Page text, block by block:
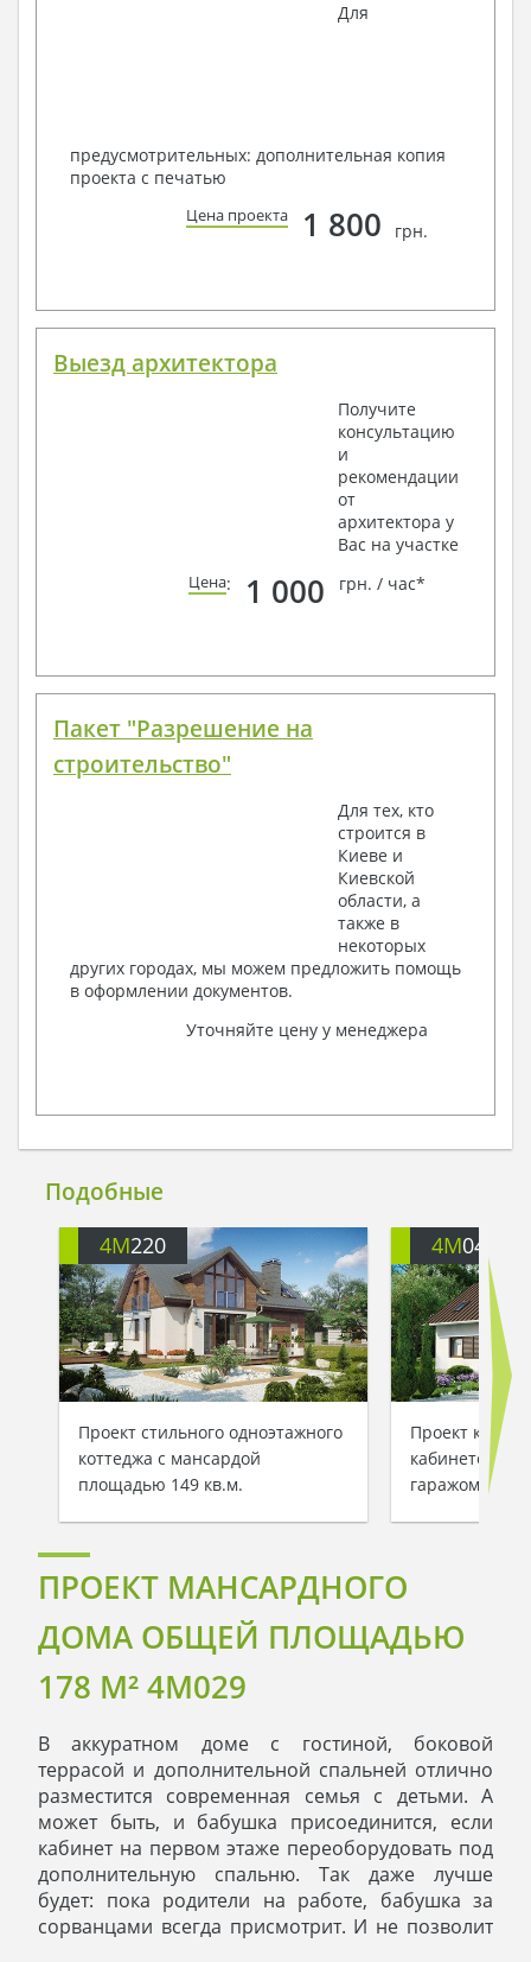
Для
предусмотрительных: дополнительная копия
проекта с печатью
Цена проекта 1 800 грн.
Выезд архитектора
Получите
консультацию
и
рекомендации
от
архитектора у
Вас на участке
Цена: 1 000 грн. / час*
Пакет "Разрешение на
строительство"
Для тех, кто
строится в
Киеве и
Киевской
области, а
также в
некоторых
других городах, мы можем предложить помощь
в оформлении документов.
Уточняйте цену у менеджера
Подобные
4M220
Проект стильного одноэтажного
коттеджа с мансардой
площадью 149 кв.м.
4M040
Проект
кабинетом и
гаражом
ПРОЕКТ МАНСАРДНОГО
ДОМА ОБЩЕЙ ПЛОЩАДЬЮ
178 М² 4M029
В аккуратном доме с гостиной, боковой
террасой и дополнительной спальней отлично
разместится современная семья с детьми. А
может быть, и бабушка присоединится, если
кабинет на первом этаже переоборудовать под
дополнительную спальню. Так даже лучше
будет: пока родители на работе, бабушка за
сорванцами всегда присмотрит. И не позволит